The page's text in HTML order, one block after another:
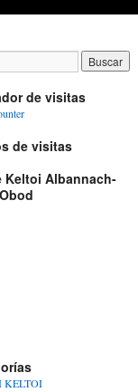
de visitas
de visitas
Keltoi Albannach-
KELTOI